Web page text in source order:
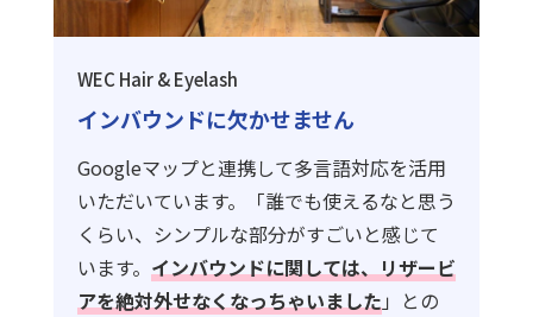
WEC Hair & Eyelash
インバウンドに欠かせません
Googleマップと連携して多言語対応を活用
いただいています。「誰でも使えるなと思う
くらい、シンプルな部分がすごいと感じて
います。 インバウンドに関しては、リザービ
アを絶対外せなくなっちゃいました」との